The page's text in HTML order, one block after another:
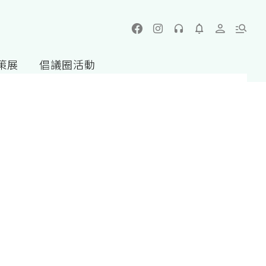
展 倡議圈活動